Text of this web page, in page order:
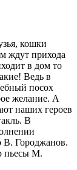
кошки
ждут прихода
в дом то
Ведь в
посох
желание. А
наших героев
В
В. Городжанов.
пьесы М.